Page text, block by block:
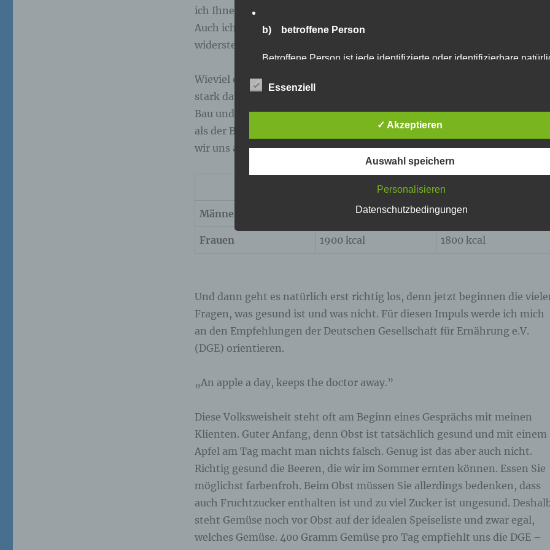
ich Ihnen den ein oder anderen Tipp mitgeben, ohne zu moralisieren.
Auch ich kämpfe immer wieder mit mir, um all den Versuchungen zu
widerstehen und mich möglichst gesund zu ernähren.
Wieviel darf ich denn überhaupt essen? Gute Frage, denn die Antwort ist
stark davon abhängig, wie Ihre Tagesgestaltung aussieht. Wer auf dem
Bau und damit den ganzen Tag körperlich arbeitet, darf mehr
als der Büroarbeiter, der die meiste Zeit des Tages sitzt. Also orientieren
wir uns an Richtwerten und die lauten:
51-65 Jahre
Männer 2400 kcal 2200 kcal
Frauen 1900 kcal 1800 kcal
Und dann geht es natürlich erst richtig los, denn jetzt beginnen die
Fragen, was gesund ist und was nicht. Für diesen Impuls werde ich mich
an den Empfehlungen der Deutschen Gesellschaft für Ernährung e.V.
(DGE) orientieren.
„An apple a day, keeps the doctor away.”
Diese Volksweisheit steht oft am Beginn eines Gesprächs mit meinen
Klienten. Guter Anfang, denn Obst ist tatsächlich gesund und mit einem
Apfel am Tag macht man nichts falsch. Genug ist das aber auch nicht.
Richtig gesund die Beeren, die wir im Sommer ernten können. Essen Sie
möglichst farbenfroh. Beim Obst müssen Sie allerdings bedenken, dass
auch Fruchtzucker enthalten ist und zu viel Zucker ist ungesund.
steht Gemüse noch vor Obst auf der idealen Speiseliste und zwar egal,
welches Gemüse. 400 Gramm Gemüse pro Tag empfiehlt uns die DGE –
b) betroffene Person
Betroffene Person ist jede identifizierte oder identifizierbare
Verarbeitung ist jeder mit oder ohne Hilfe automatisierter
ausgeführte Vorgang oder jede solche Vorgangsreihe im
Zusammenhang mit personenbezogenen Daten wie das Erheben,
Anpassung oder Veränderung, das Auslesen, das Abfragen, die
eine andere Form der Bereitstellung, den Abgleich oder die
Einschränkung der Verarbeitung ist die Markierung gespeicherter
personenbezogener Daten mit dem Ziel, ihre künftige
einzuschränken.
e) Profiling
Profiling ist jede Art der automatisierten Verarbeitung
persönliche Aspekte, die sich auf eine natürliche Person beziehen,
bewerten, insbesondere, um Aspekte bezüglich Arbeitsleistung,
wirtschaftlicher Lage, Gesundheit, persönlicher Vorlieben,
Zuverlässigkeit, Verhalten, Aufenthaltsort oder Ortswechsel dieser
natürlichen Person zu analysieren oder vorherzusagen.
f) Pseudonymisierung
Pseudonymisierung ist die Verarbeitung personenbezogener
einer Weise, auf welche die personenbezogenen Daten ohne
Essenziell
✓ Akzeptieren
Auswahl speichern
Personalisieren
Datenschutzbedingungen